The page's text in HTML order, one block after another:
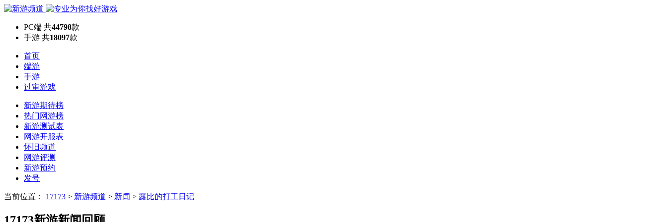
PC端 共44798款
手游 共18097款
首页
端游
手游
过审游戏
新游期待榜
热门网游榜
新游测试表
网游开服表
怀旧频道
网游评测
新游预约
发号
当前位置： 17173 > 新游频道 > 新闻 > 露比的打工日记